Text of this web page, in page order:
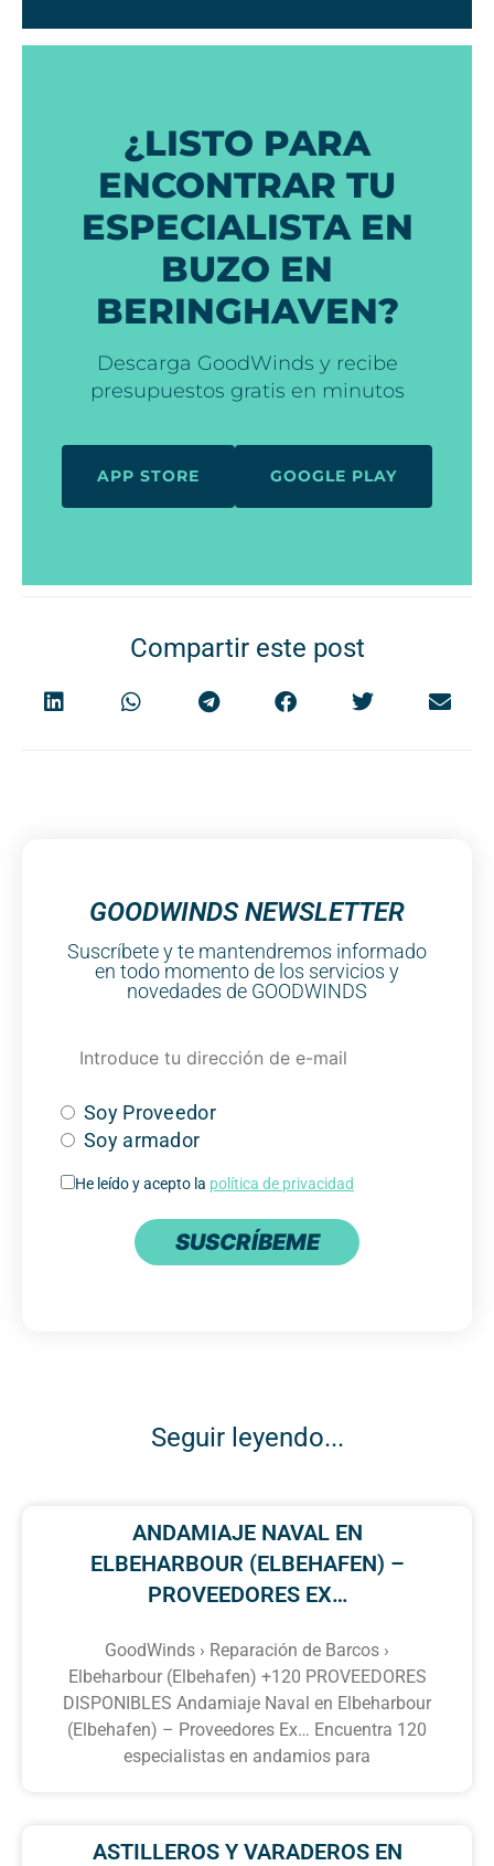
¿LISTO PARA
ENCONTRAR TU
ESPECIALISTA EN
BUZO EN
BERINGHAVEN?
Descarga GoodWinds y recibe
presupuestos gratis en minutos
APP STORE GOOGLE PLAY
Compartir este post
GOODWINDS NEWSLETTER
Suscríbete y te mantendremos informado
en todo momento de los servicios y
novedades de GOODWINDS
Soy Proveedor
Soy armador
He leído y acepto la política de privacidad
SUSCRÍBEME
Seguir leyendo...
ANDAMIAJE NAVAL EN
ELBEHARBOUR (ELBEHAFEN) –
PROVEEDORES EX…
GoodWinds › Reparación de Barcos ›
Elbeharbour (Elbehafen) +120 PROVEEDORES
DISPONIBLES Andamiaje Naval en Elbeharbour
(Elbehafen) – Proveedores Ex… Encuentra 120
especialistas en andamios para
ASTILLEROS Y VARADEROS EN